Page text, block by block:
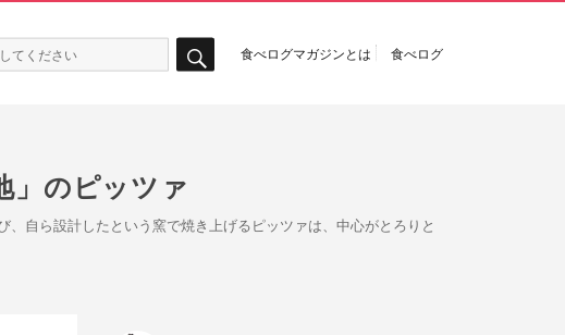
食べログマガジンとは 食べログ
」のピッツァ
自ら設計したという窯で焼き上げるピッツァは、中心がとろりと